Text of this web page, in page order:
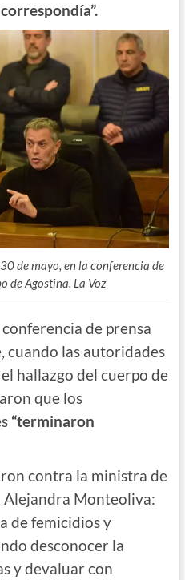
de mayo, en la conferencia de
de Agostina. La Voz
de prensa
cuando las autoridades
hallazgo del cuerpo de
que los
“terminaron
contra la ministra de
Alejandra Monteoliva:
de femicidios y
desconocer la
y devaluar con